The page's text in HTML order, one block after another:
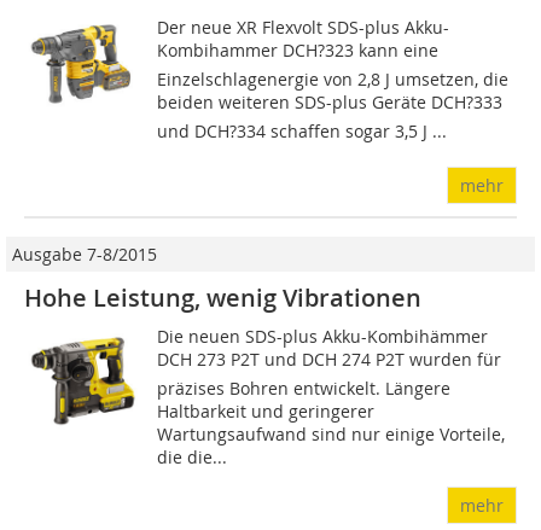
Der neue XR Flexvolt SDS-plus Akku-
Kombihammer DCH?323 kann eine
Einzelschlagenergie von 2,8 J umsetzen, die
beiden weiteren SDS-plus Geräte DCH?333
und DCH?334 schaffen sogar 3,5 J ...
mehr
Ausgabe 7-8/2015
Hohe Leistung, wenig Vibrationen
Die neuen SDS-plus Akku-Kombihämmer
DCH 273 P2T und DCH 274 P2T wurden für
präzises Bohren entwickelt. Längere
Haltbarkeit und geringerer
Wartungsaufwand sind nur einige Vorteile,
die die...
mehr